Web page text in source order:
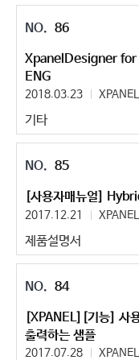
86
XpanelDesigner
ENG
2018.03.23 XPANEL
기타
85
[사용자매뉴얼]
2017.12.21 XPANEL
제품설명서
84
[XPANEL][기능] 사
출력하는 샘플
2017.07.28 XPANEL